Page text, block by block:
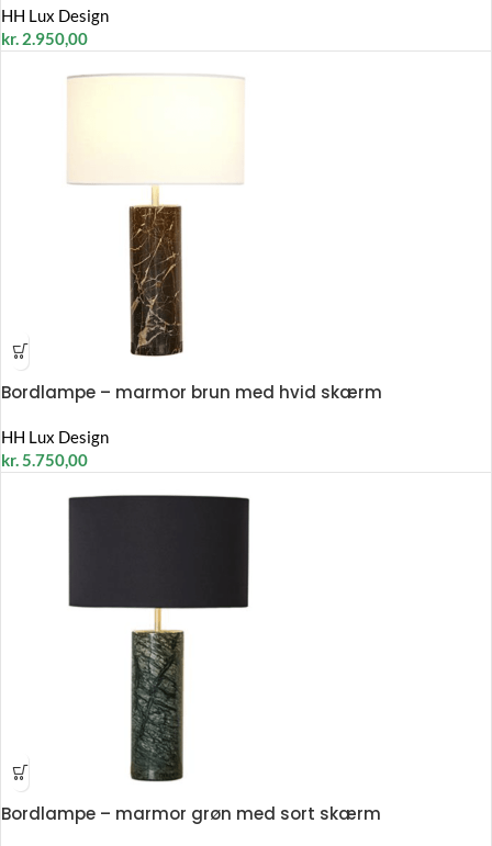
HH Lux Design
kr. 2.950,00
Bordlampe – marmor brun med hvid skærm
HH Lux Design
kr.5.750,00
Bordlampe – marmor grøn med sort skærm